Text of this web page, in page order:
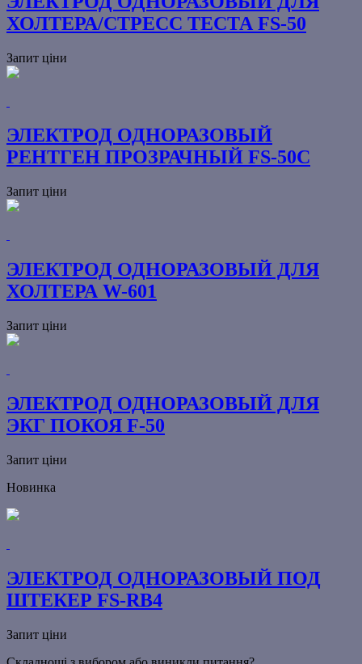
ХОЛТЕРА/СТРЕСС ТЕСТА FS-50
Запит ціни
ЭЛЕКТРОД ОДНОРАЗОВЫЙ
РЕНТГЕН ПРОЗРАЧНЫЙ FS-50С
Запит ціни
ЭЛЕКТРОД ОДНОРАЗОВЫЙ ДЛЯ
ХОЛТЕРА W-601
Запит ціни
ЭЛЕКТРОД ОДНОРАЗОВЫЙ ДЛЯ
ЭКГ ПОКОЯ F-50
Запит ціни
Новинка
ЭЛЕКТРОД ОДНОРАЗОВЫЙ ПОД
ШТЕКЕР FS-RB4
Запит ціни